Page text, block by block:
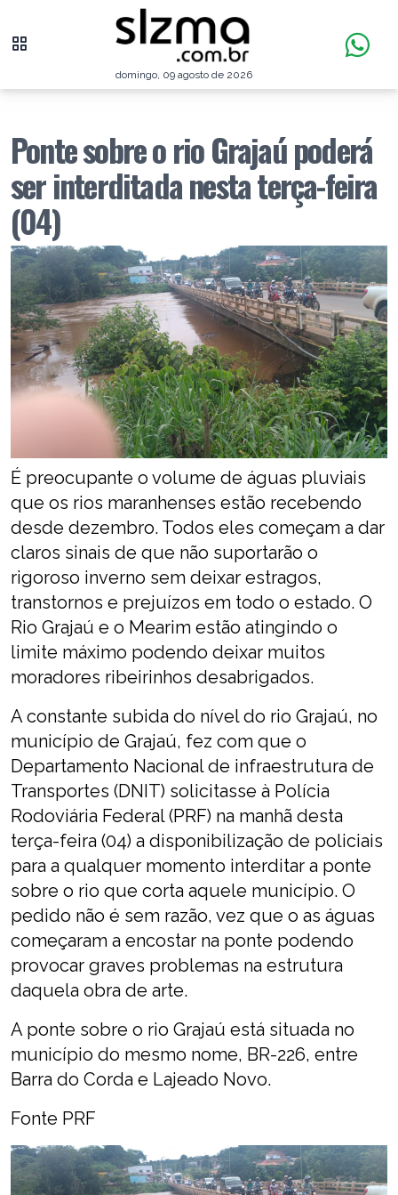
domingo, 09 agosto de 2026
Ponte sobre o rio Grajaú poderá
ser interditada nesta terça-feira
(04)
É preocupante o volume de águas pluviais
que os rios maranhenses estão recebendo
desde dezembro. Todos eles começam a dar
claros sinais de que não suportarão o
rigoroso inverno sem deixar estragos,
transtornos e prejuízos em todo o estado. O
Rio Grajaú e o Mearim estão atingindo o
limite máximo podendo deixar muitos
moradores ribeirinhos desabrigados.
A constante subida do nível do rio Grajaú, no
município de Grajaú, fez com que o
Departamento Nacional de infraestrutura de
Transportes (DNIT) solicitasse à Polícia
Rodoviária Federal (PRF) na manhã desta
terça-feira (04) a disponibilização de policiais
para a qualquer momento interditar a ponte
sobre o rio que corta aquele município. O
pedido não é sem razão, vez que o as águas
começaram a encostar na ponte podendo
provocar graves problemas na estrutura
daquela obra de arte.
A ponte sobre o rio Grajaú está situada no
município do mesmo nome, BR-226, entre
Barra do Corda e Lajeado Novo.
Fonte PRF